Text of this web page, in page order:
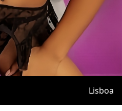
Lisboa